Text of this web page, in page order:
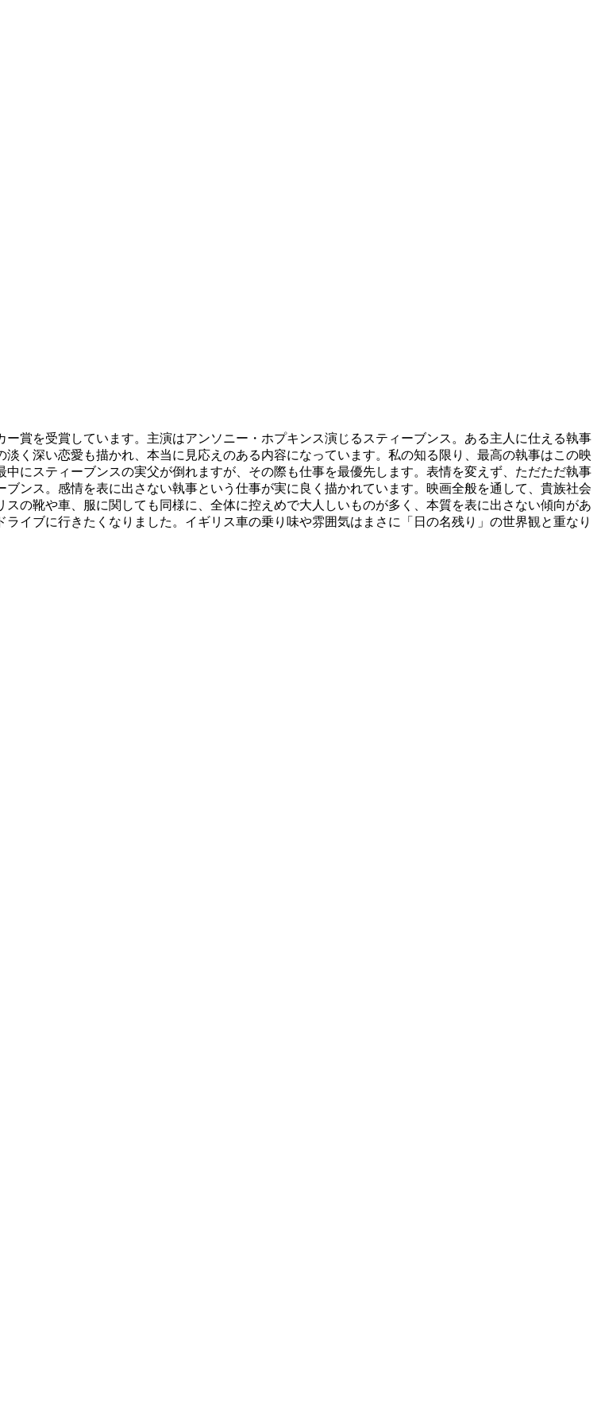
賞を受賞しています。主演はアンソニー・ホプキンス演じるスティーブンス。ある主人に仕える執事
く深い恋愛も描かれ、本当に見応えのある内容になっています。私の知る限り、最高の執事はこの映
にスティーブンスの実父が倒れますが、その際も仕事を最優先します。表情を変えず、ただただ執事
ンス。感情を表に出さない執事という仕事が実に良く描かれています。映画全般を通して、貴族社会
の靴や車、服に関しても同様に、全体に控えめで大人しいものが多く、本質を表に出さない傾向があ
イブに行きたくなりました。イギリス車の乗り味や雰囲気はまさに「日の名残り」の世界観と重なり